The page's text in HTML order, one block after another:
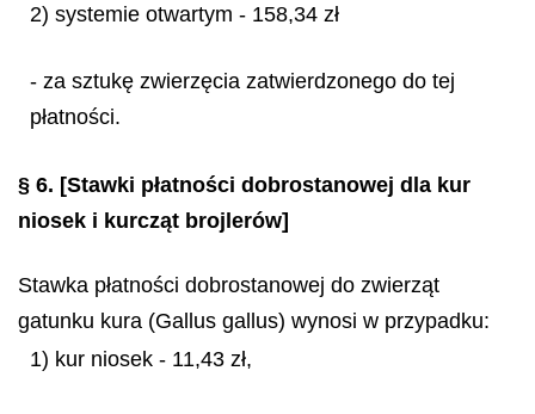
2) systemie otwartym - 158,34 zł
- za sztukę zwierzęcia zatwierdzonego do tej
płatności.
§ 6. [Stawki płatności dobrostanowej dla kur
niosek i kurcząt brojlerów]
Stawka płatności dobrostanowej do zwierząt
gatunku kura (Gallus gallus) wynosi w przypadku:
1) kur niosek - 11,43 zł,